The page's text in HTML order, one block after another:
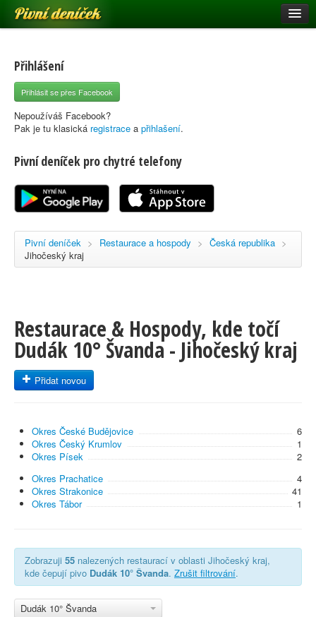
Pivní deníček
Pivní mapa
Pivní značky
Nápověda
Registrace
Přihlášení
Přihlásit se přes Facebook
Nepoužíváš Facebook?
Pak je tu klasická registrace a přihlašení.
Pivní deníček pro chytré telefony
Pivní deníček > Restaurace a hospody > Česká republika >
Jihočeský kraj
Restaurace & Hospody, kde točí
Dudák 10° Švanda - Jihočeský kraj
Přidat novou
Okres České Budějovice
6
Okres Český Krumlov
1
Okres Písek
2
Okres Prachatice
4
Okres Strakonice
41
Okres Tábor
1
Zobrazuji 55 nalezených restaurací v oblasti Jihočeský kraj,
kde čepují pivo Dudák 10° Švanda. Zrušit filtrování.
Dudák 10° Švanda